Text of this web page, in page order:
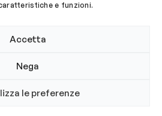
e funzioni.
Accetta
Nega
le preferenze